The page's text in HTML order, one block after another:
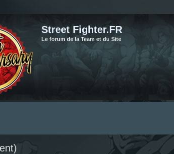
Street Fighter.FR
Le forum de la Team et du Site